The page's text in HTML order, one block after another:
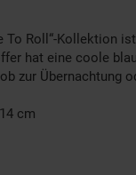
Roll“-Kollektion
hat eine coole
zur Übernachtung
cm